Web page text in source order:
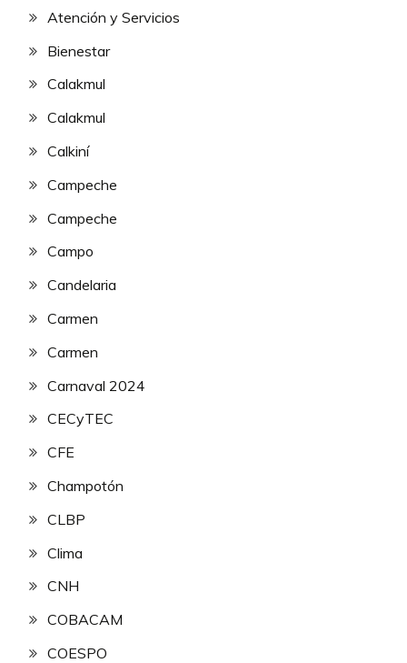
Atención y Servicios
Bienestar
Calakmul
Calakmul
Calkiní
Campeche
Campeche
Campo
Candelaria
Carmen
Carmen
Carnaval 2024
CECyTEC
CFE
Champotón
CLBP
Clima
CNH
COBACAM
COESPO